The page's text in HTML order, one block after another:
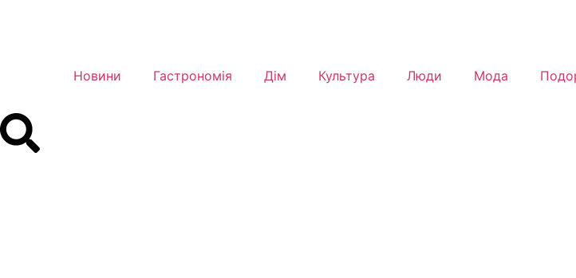
Новини Гастрономія Дім Культура Люди Мода